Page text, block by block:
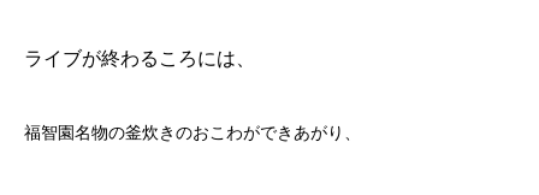
ライブが終わるころには、
福智園名物の釜炊きのおこわができあがり、